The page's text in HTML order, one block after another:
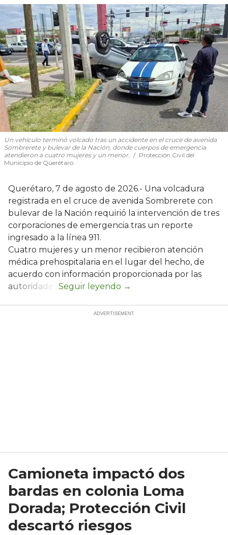
Un vehículo terminó volcado tras un accidente en el cruce de avenida
Sombrerete y bulevar de la Nación, donde cuerpos de emergencia
atendieron a cuatro mujeres y un menor.
Protección Civil del
Municipio de Querétaro
Querétaro, 7 de agosto de 2026.- Una volcadura
registrada en el cruce de avenida Sombrerete con
bulevar de la Nación requirió la intervención de tres
corporaciones de emergencia tras un reporte
ingresado a la línea 911.
Cuatro mujeres y un menor recibieron atención
médica prehospitalaria en el lugar del hecho, de
acuerdo con información proporcionada por las
autoridades.
Camioneta impactó dos
bardas en colonia Loma
Dorada; Protección Civil
descartó riesgos